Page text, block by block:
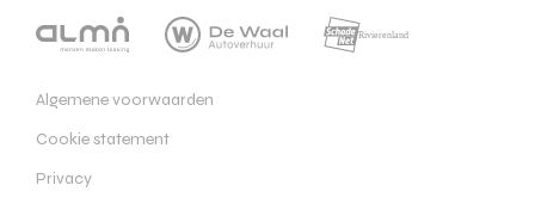
Algemene voorwaarden
Cookie statement
Privacy